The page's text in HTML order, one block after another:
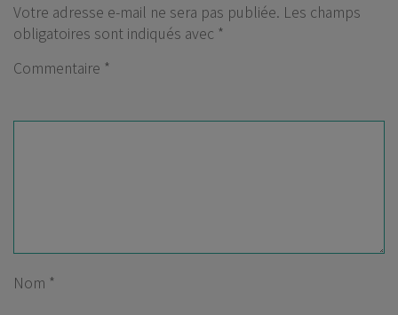
Votre adresse e-mail ne sera pas publiée. Les champs
obligatoires sont indiqués avec *
Commentaire *
Nom *